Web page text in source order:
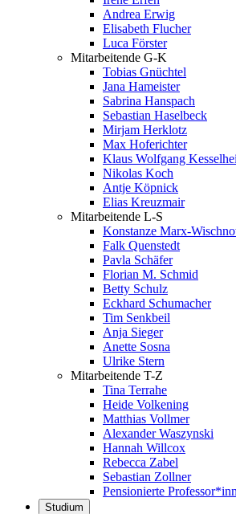
Andrea Erwig
Elisabeth Flucher
Luca Förster
Mitarbeitende G-K
Tobias Gnüchtel
Jana Hameister
Sabrina Hanspach
Sebastian Haselbeck
Mirjam Herklotz
Max Hoferichter
Klaus Wolfgang
Nikolas Koch
Antje Köpnick
Elias Kreuzmair
Mitarbeitende L-S
Konstanze Marx-
Falk Quenstedt
Pavla Schäfer
Florian M. Schmid
Betty Schulz
Eckhard Schumacher
Tim Senkbeil
Anja Sieger
Anette Sosna
Ulrike Stern
Mitarbeitende T-Z
Tina Terrahe
Heide Volkening
Matthias Vollmer
Alexander Waszynski
Hannah Willcox
Rebecca Zabel
Sebastian Zollner
Pensionierte
Studium